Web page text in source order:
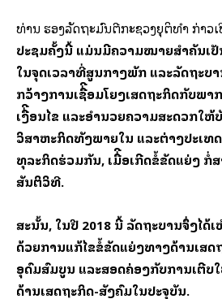
ທ່ານ ຮອງລັດຖະມົນຕີກະຊວງຍຸຕິທຳ ​ກ່າວ​​​ເ
ປະຊຸມ​ຄັ້ງ​ນີ້ ແມ່ນມີຄວາມໝາຍສໍາຄັນເປັ
ໃນຈຸດເວລາທີ່ສູນກາງພັກ ແລະລັດຖະບາ
ກວ້າງການເຊື່ີອມໂຍງເສດຖະກິດກັບພາ
ເງື່ີອນໄຂ ແລະອໍານວຍຄວາມສະດວກໃ
ວິສາຫະກິດທັງພາຍໃນ ແລະຕ່າງປະເທ
ທຸລະກິດຮ່ວມກັນ, ເມື່ີອເກີດຂໍ້ຂັດແຍ່ງ ກໍ່
ສັນຕິວິທີ.
ສະນັ້ນ, ໃນປີ 2018 ນີ້ ລັດຖະບານຈຶ່ງໄ
ດ້ວຍການແກ້ໄຂຂໍ້ຂັດແຍ່ງທາງດ້ານເສດ
ອຸດົມສົມບູນ ແລະສອດຄ່ອງກັບການເຕີ
ດ້ານເສດຖະກິດ-ສັງຄົມໃນປະຈຸບັນ.